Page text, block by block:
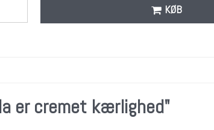
KØB
er cremet kærlighed"